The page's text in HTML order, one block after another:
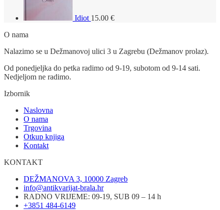
Idiot 15.00 €
O nama
Nalazimo se u Dežmanovoj ulici 3 u Zagrebu (Dežmanov prolaz).
Od ponedjeljka do petka radimo od 9-19, subotom od 9-14 sati.
Nedjeljom ne radimo.
Izbornik
Naslovna
O nama
Trgovina
Otkup knjiga
Kontakt
KONTAKT
DEŽMANOVA 3, 10000 Zagreb
info@antikvarijat-brala.hr
RADNO VRIJEME: 09-19, SUB 09 – 14 h
+3851 484-6149